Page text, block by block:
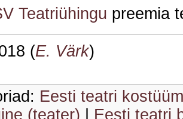
Teatriühingu preemia
(E. Värk)
Eesti teatri
(teater)
Eesti teatri